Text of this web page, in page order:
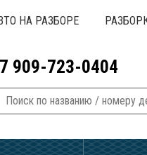
НА РАЗБОРЕ
909-723-0404